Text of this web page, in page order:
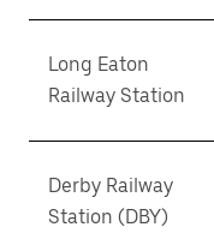
Long Eaton
Railway Station
Derby Railway
Station (DBY)